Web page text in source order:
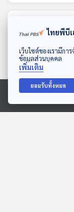
ดาวน์โหลด Thai PBS
Ⓒ 2020 องค์การกระจายเสียงแ
ไทยพีบี
เว็บไซต์ของเรามีกา
ข้อมูลส่วนบุคคล
เพิ่มเติม
ยอมรับทั้งหมด